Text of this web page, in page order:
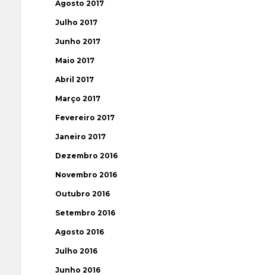
Agosto 2017
Julho 2017
Junho 2017
Maio 2017
Abril 2017
Março 2017
Fevereiro 2017
Janeiro 2017
Dezembro 2016
Novembro 2016
Outubro 2016
Setembro 2016
Agosto 2016
Julho 2016
Junho 2016